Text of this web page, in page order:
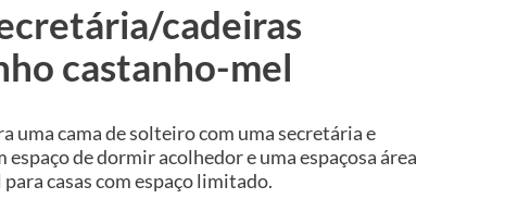
cadeiras
castanho-mel
uma cama de solteiro com uma secretária e
de dormir acolhedor e uma espaçosa área
casas com espaço limitado.